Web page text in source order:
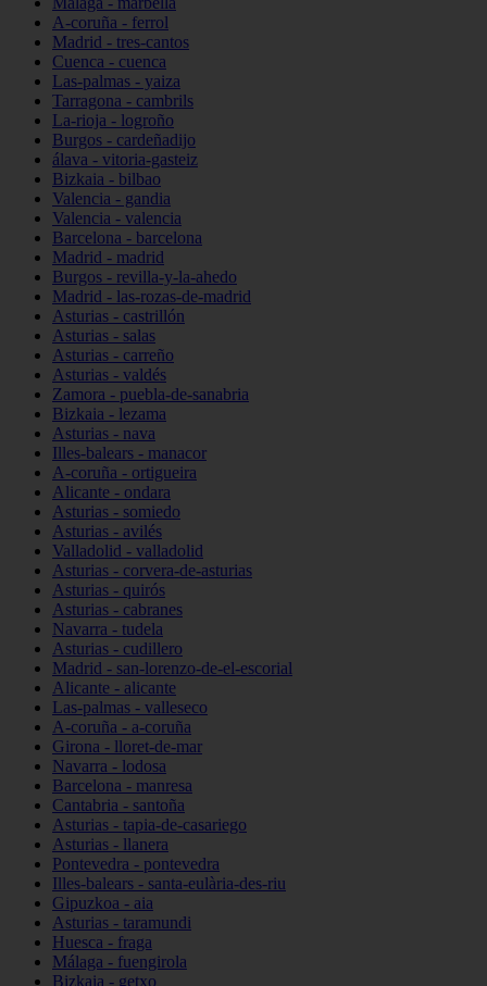
A-coruña - ferrol
Madrid - tres-cantos
Cuenca - cuenca
Las-palmas - yaiza
Tarragona - cambrils
La-rioja - logroño
Burgos - cardeñadijo
álava - vitoria-gasteiz
Bizkaia - bilbao
Valencia - gandia
Valencia - valencia
Barcelona - barcelona
Madrid - madrid
Burgos - revilla-y-la-ahedo
Madrid - las-rozas-de-madrid
Asturias - castrillón
Asturias - salas
Asturias - carreño
Asturias - valdés
Zamora - puebla-de-sanabria
Bizkaia - lezama
Asturias - nava
Illes-balears - manacor
A-coruña - ortigueira
Alicante - ondara
Asturias - somiedo
Asturias - avilés
Valladolid - valladolid
Asturias - corvera-de-asturias
Asturias - quirós
Asturias - cabranes
Navarra - tudela
Asturias - cudillero
Madrid - san-lorenzo-de-el-escorial
Alicante - alicante
Las-palmas - valleseco
A-coruña - a-coruña
Girona - lloret-de-mar
Navarra - lodosa
Barcelona - manresa
Cantabria - santoña
Asturias - tapia-de-casariego
Asturias - llanera
Pontevedra - pontevedra
Illes-balears - santa-eulària-des-riu
Gipuzkoa - aia
Asturias - taramundi
Huesca - fraga
Málaga - fuengirola
Bizkaia - getxo